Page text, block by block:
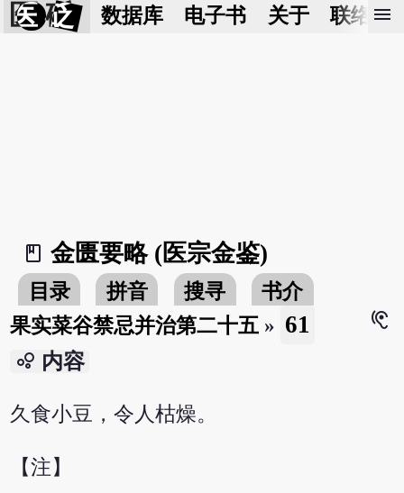
医 砭 数据库 电子书 关于 联络我
menu
book_2
金匮要略 (医宗金鉴)
目录 拼音 搜寻
书介
果实菜谷禁忌并治第二十五 » 61
hearing
bubble_chart 内容
久食小豆，令人枯燥。
【注】